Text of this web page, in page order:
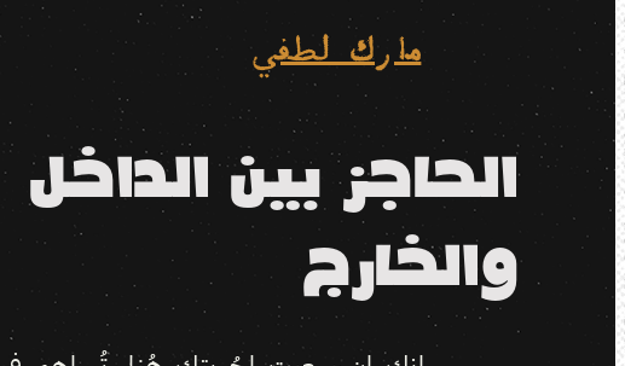
مارك لطفي
الحاجز بين الداخل
والخارج